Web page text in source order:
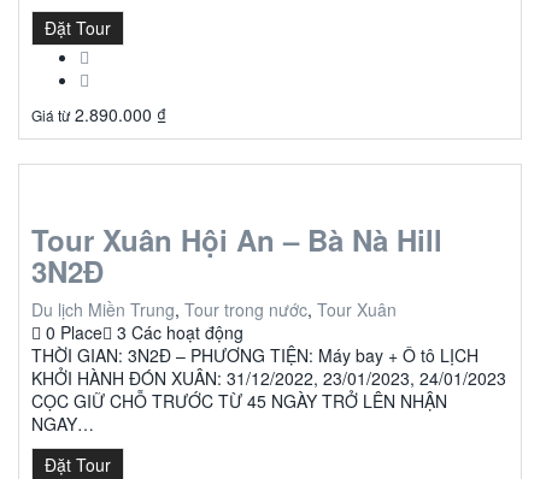
Đặt Tour
Giá từ 2.890.000 ₫
Tour Xuân Hội An – Bà Nà Hill
3N2Đ
Du lịch Miền Trung, Tour trong nước, Tour Xuân
0 Place 3 Các hoạt động
THỜI GIAN: 3N2Đ – PHƯƠNG TIỆN: Máy bay + Ô tô LỊCH
KHỞI HÀNH ĐÓN XUÂN: 31/12/2022, 23/01/2023, 24/01/2023
CỌC GIỮ CHỖ TRƯỚC TỪ 45 NGÀY TRỞ LÊN NHẬN
NGAY…
Đặt Tour